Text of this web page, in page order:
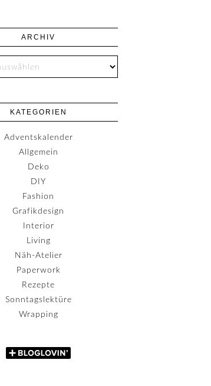
ARCHIV
KATEGORIEN
Adventskalender
Allgemein
Deko
DIY
Fashion
Grafikdesign
Interior
Living
Näh-Atelier
Paperwork
Rezepte
Sonntagslektüre
Wrapping